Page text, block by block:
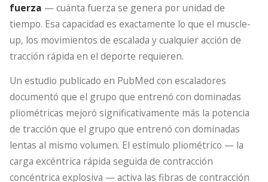
fuerza — cuánta fuerza se genera por unidad de
tiempo. Esa capacidad es exactamente lo que el muscle-
up, los movimientos de escalada y cualquier acción de
tracción rápida en el deporte requieren.
Un estudio publicado en PubMed con escaladores
documentó que el grupo que entrenó con dominadas
pliométricas mejoró significativamente más la potencia
de tracción que el grupo que entrenó con dominadas
lentas al mismo volumen. El estímulo pliométrico — la
carga excéntrica rápida seguida de contracción
concéntrica explosiva — activa las fibras de contracción